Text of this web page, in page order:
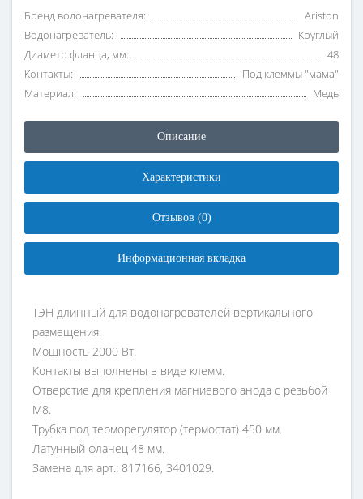
Бренд водонагревателя:
Ariston
Водонагреватель:
Круглый
Диаметр фланца, мм:
48
Контакты:
Под клеммы "мама"
Материал:
Медь
Описание
Характеристики
Отзывов (0)
Информационная вкладка
ТЭН длинный для водонагревателей вертикального
размещения.
Мощность 2000 Вт.
Контакты выполнены в виде клемм.
Отверстие для крепления магниевого анода с резьбой
М8.
Трубка под терморегулятор (термостат) 450 мм.
Латунный фланец 48 мм.
Замена для арт.: 817166, 3401029.